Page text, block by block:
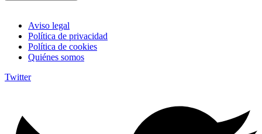
Aviso legal
Política de privacidad
Política de cookies
Quiénes somos
Twitter